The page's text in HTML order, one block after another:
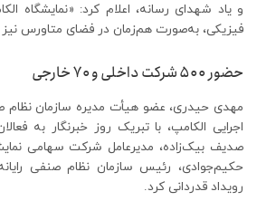
و یاد شهدای رسانه، اعلام کرد: «نمایشگاه
فیزیکی، به‌صورت هم‌زمان در فضای متاورس نیز
حضور ۵۰۰شرکت داخلی و۷۰خارجی
مهدی حیدری، عضو هیأت مدیره سازمان نظام
اجرایی الکامپ، با تبریک روز خبرنگار به
صدیف بیک‌زاده، مدیرعامل شرکت سهامی
حکیم‌جوادی، رئیس سازمان نظام صنفی
رویداد قدردانی کرد.